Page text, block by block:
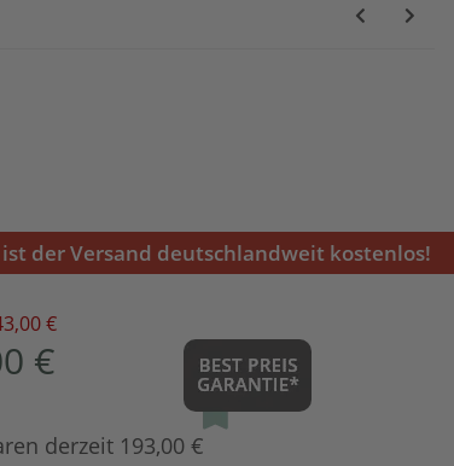
der Versand deutschlandweit kostenlos!
€
€
derzeit 193,00 €